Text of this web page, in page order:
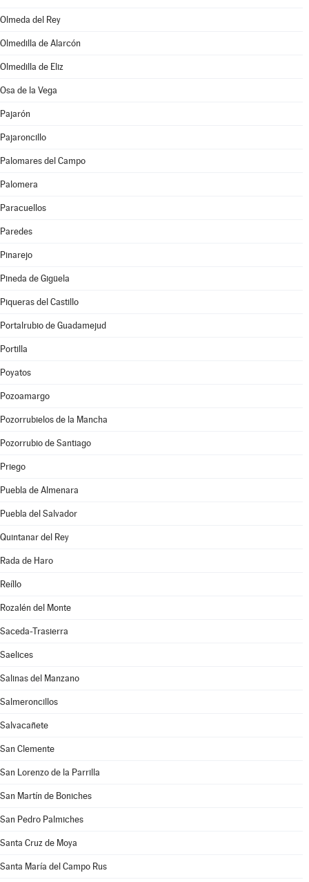
Olmeda del Rey
Olmedilla de Alarcón
Olmedilla de Eliz
Osa de la Vega
Pajarón
Pajaroncillo
Palomares del Campo
Palomera
Paracuellos
Paredes
Pinarejo
Pineda de Gigüela
Piqueras del Castillo
Portalrubio de Guadamejud
Portilla
Poyatos
Pozoamargo
Pozorrubielos de la Mancha
Pozorrubio de Santiago
Priego
Puebla de Almenara
Puebla del Salvador
Quintanar del Rey
Rada de Haro
Reíllo
Rozalén del Monte
Saceda-Trasierra
Saelices
Salinas del Manzano
Salmeroncillos
Salvacañete
San Clemente
San Lorenzo de la Parrilla
San Martín de Boniches
San Pedro Palmiches
Santa Cruz de Moya
Santa María del Campo Rus